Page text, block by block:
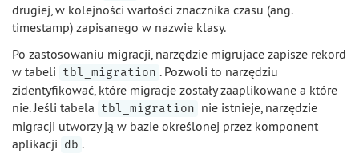
drugiej, w kolejności wartości znacznika czasu (ang.
timestamp) zapisanego w nazwie klasy.
Po zastosowaniu migracji, narzędzie migrujace zapisze rekord
w tabeli tbl_migration . Pozwoli to narzędziu
zidentyfikować, które migracje zostały zaaplikowane a które
nie. Jeśli tabela tbl_migration nie istnieje, narzędzie
migracji utworzy ją w bazie określonej przez komponent
aplikacji db .